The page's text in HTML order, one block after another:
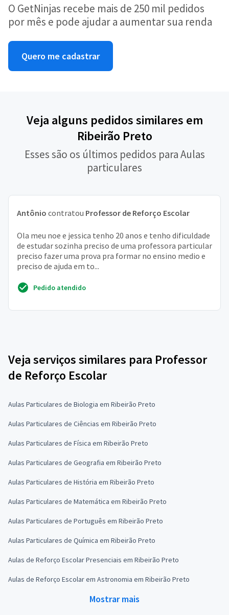
O GetNinjas recebe mais de 250 mil pedidos
por mês e pode ajudar a aumentar sua renda
Quero me cadastrar
Veja alguns pedidos similares em
Ribeirão Preto
Esses são os últimos pedidos para Aulas
particulares
Antônio contratou Professor de Reforço Escolar
Ola meu noe e jessica tenho 20 anos e tenho dificuldade
de estudar sozinha preciso de uma professora particular
preciso fazer uma prova pra formar no ensino medio e
preciso de ajuda em to...
Pedido atendido
Veja serviços similares para Professor
de Reforço Escolar
Aulas Particulares de Biologia em Ribeirão Preto
Aulas Particulares de Ciências em Ribeirão Preto
Aulas Particulares de Física em Ribeirão Preto
Aulas Particulares de Geografia em Ribeirão Preto
Aulas Particulares de História em Ribeirão Preto
Aulas Particulares de Matemática em Ribeirão Preto
Aulas Particulares de Português em Ribeirão Preto
Aulas Particulares de Química em Ribeirão Preto
Aulas de Reforço Escolar Presenciais em Ribeirão Preto
Aulas de Reforço Escolar em Astronomia em Ribeirão Preto
Mostrar mais